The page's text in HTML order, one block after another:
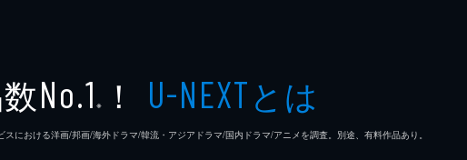
No.1 ※ ！ U-NEXTとは
における洋画/邦画/海外ドラマ/韓流・アジアドラマ/国内ドラマ/アニメを調査。別途、有料作品あり。